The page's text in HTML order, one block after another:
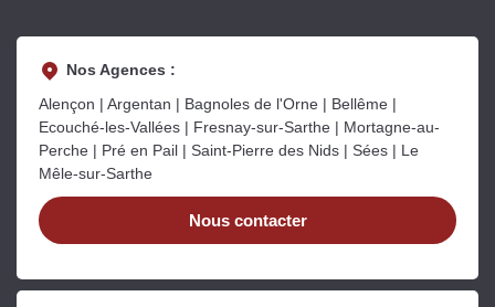
Nos Agences :
Alençon | Argentan | Bagnoles de l'Orne | Bellême |
Ecouché-les-Vallées | Fresnay-sur-Sarthe | Mortagne-au-
Perche | Pré en Pail | Saint-Pierre des Nids | Sées | Le
Mêle-sur-Sarthe
Nous contacter